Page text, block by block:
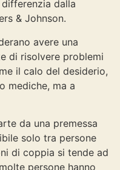
dalla
& Johnson.
avere una
di risolvere problemi
il calo del desiderio,
mediche, ma a
da una premessa
solo tra persone
di coppia si tende ad
persone hanno